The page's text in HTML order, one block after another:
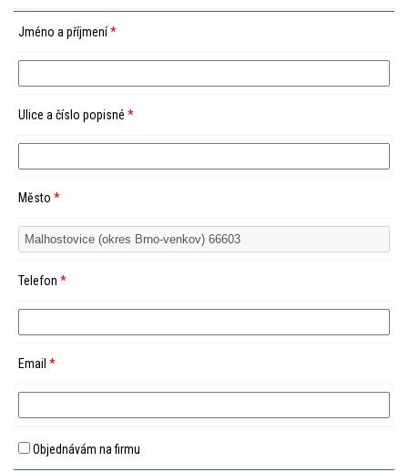
Jméno a příjmení*
Ulice a číslo popisné *
Město *
Telefon *
Email *
Objednávám na firmu